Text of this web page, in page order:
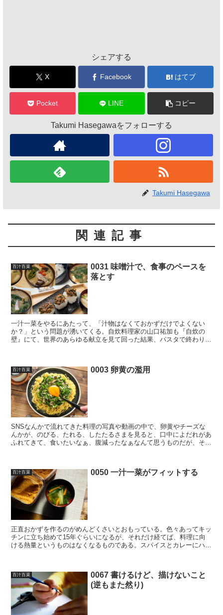
シェアする
X Facebook はてブ
Pocket LINE コピー
Takumi Hasegawaをフォローする
Takumi Hasegawa
関連記事
百汁百菜
0031 味噌汁で、食事のペースを
落とす
一汁一菜をやるにあたって、「汁物はなくておかずだけでよくない
か？」という問題が湧いてくる。自炊料理家の山口祐加も『自炊の
壁』にて、世界のあらゆる献立を見て回った結果、パスタで終わり、
百汁百菜 0003 卵黄の濫用
SNSなんかで流れてきた料理の写真や動画の中で、卵黄やチーズな
んかが、のびる、たれる、したたるさまを見ると、口中によだれがあ
ふれてきて、食いたいなぁ、腹減ったなぁなんて思うものだが、そう
百汁百菜 0050 一汁一菜がフィットする
正直おかずを作るのがめんどくさいとおもっている。色々あってキッ
チンに立ち始めて15年ぐらいになるが、それだけ経てば、料理に向
ける熱量というものはなくなるものである。スパイスとカレーにハマ
百汁百菜
0067 書けるけど、描けないこと
(逆もまた然り)